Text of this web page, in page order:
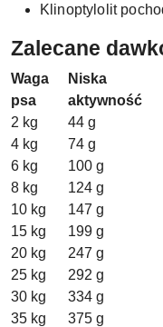
Klinoptylolit
Zalecane
Waga
psa
Niska
aktywność
2 kg
44 g
4 kg
74 g
6 kg
100 g
8 kg
124 g
10 kg
147 g
15 kg
199 g
20 kg
247 g
25 kg
292 g
30 kg
334 g
35 kg
375 g